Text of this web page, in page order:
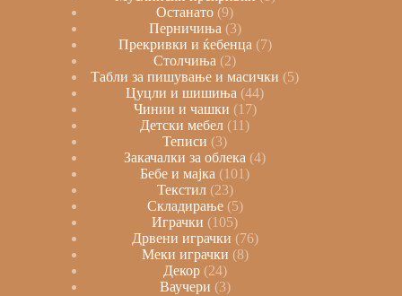
Останато 9
Перничиња 3
Прекривки и ќебенца 7
Столчиња
2
Табли за пишување и масички
5
Цуцли и шишиња 44
Чинии и чашки 17
Детски мебел
11
Теписи
3
Закачалки за облека 4
Бебе и мајка
101
Текстил 23
Складирање 5
Играчки
105
Дрвени играчки 76
Меки играчки 8
Декор 24
Ваучери 3